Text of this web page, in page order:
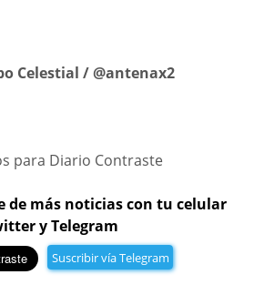
Celestial / @antenax2
para Diario Contraste
de más noticias con tu celular
y Telegram
Suscribir vía Telegram